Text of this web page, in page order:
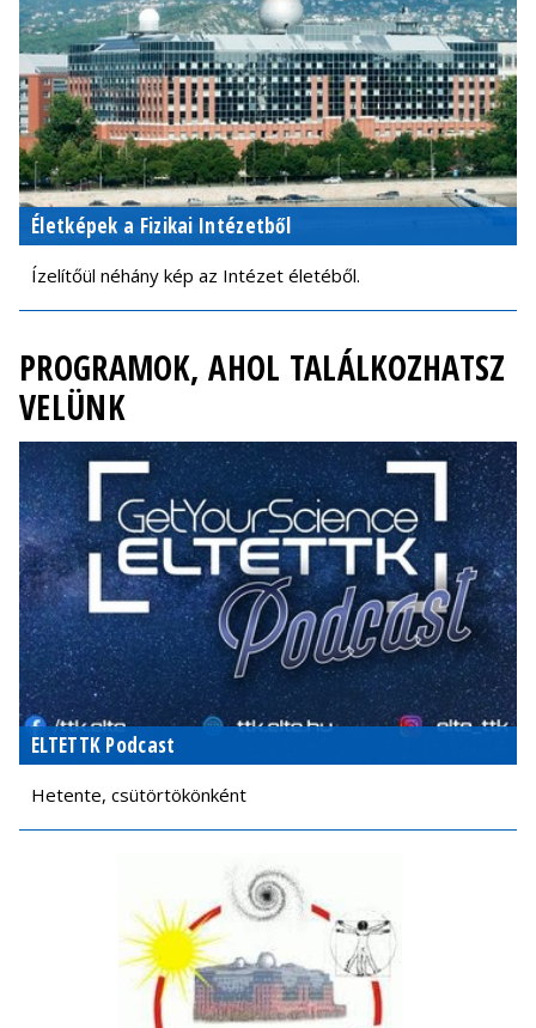
Életképek a Fizikai Intézetből
Ízelítőül néhány kép az Intézet életéből.
PROGRAMOK, AHOL TALÁLKOZHATSZ
VELÜNK
ELTETTK Podcast
Hetente, csütörtökönként